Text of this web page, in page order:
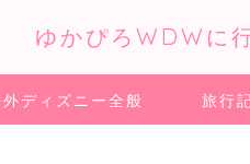
ゆかぴろWDWに
ディズニー全般 旅行